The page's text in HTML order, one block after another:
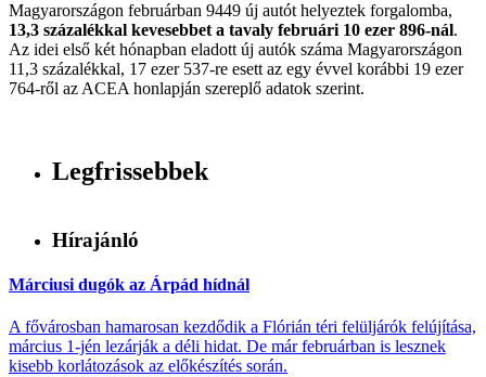
Magyarországon februárban 9449 új autót helyeztek forgalomba,
13,3 százalékkal kevesebbet a tavaly februári 10 ezer 896-nál.
Az idei első két hónapban eladott új autók száma Magyarországon
11,3 százalékkal, 17 ezer 537-re esett az egy évvel korábbi 19 ezer
764-ről az ACEA honlapján szereplő adatok szerint.
Legfrissebbek
Hírajánló
Márciusi dugók az Árpád hídnál
A fővárosban hamarosan kezdődik a Flórián téri felüljárók felújítása,
március 1-jén lezárják a déli hidat. De már februárban is lesznek
kisebb korlátozások az előkészítés során.